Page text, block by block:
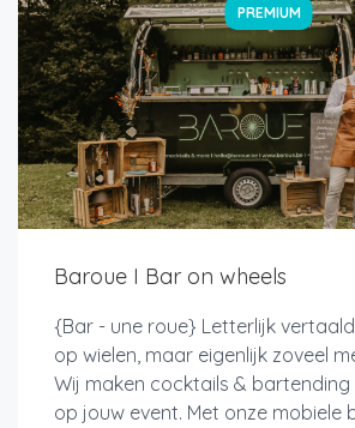
PREMIUM
Baroue I Bar on wheels
{Bar - une roue} Letterlijk
op wielen, maar eigenlijk zoveel
Wij maken cocktails &
op jouw event. Met onze mobiele